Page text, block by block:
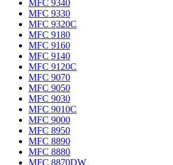
MFC 9340
MFC 9330
MFC 9320C
MFC 9180
MFC 9160
MFC 9140
MFC 9120C
MFC 9070
MFC 9050
MFC 9030
MFC 9010C
MFC 9000
MFC 8950
MFC 8890
MFC 8880
MFC 8870DW